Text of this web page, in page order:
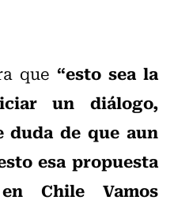
que “esto sea la
un diálogo,
duda de que aun
esa propuesta
Chile Vamos